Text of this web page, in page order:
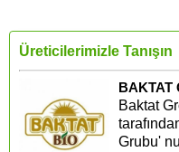
Üreticilerimizle Tanışın
BAKTAT
Baktat
Grubu'